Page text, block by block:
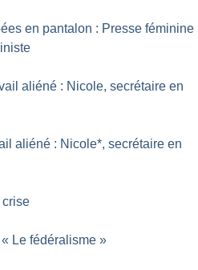
en pantalon : Presse féminine
aliéné : Nicole, secrétaire en
aliéné : Nicole*, secrétaire en
crise
Le fédéralisme »